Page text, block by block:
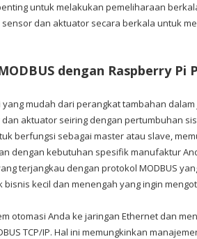
untuk melakukan pemeliharaan
dan aktuator secara berkala untuk
dengan Raspberry Pi
yang mudah dari perangkat tambahan
aktuator seiring dengan pertumbuhan
berfungsi sebagai master atau slave,
dengan kebutuhan spesifik manufaktur
terjangkau dengan protokol MODBUS
bisnis kecil dan menengah yang ingin
otomasi Anda ke jaringan Ethernet dan
TCP/IP. Hal ini memungkinkan